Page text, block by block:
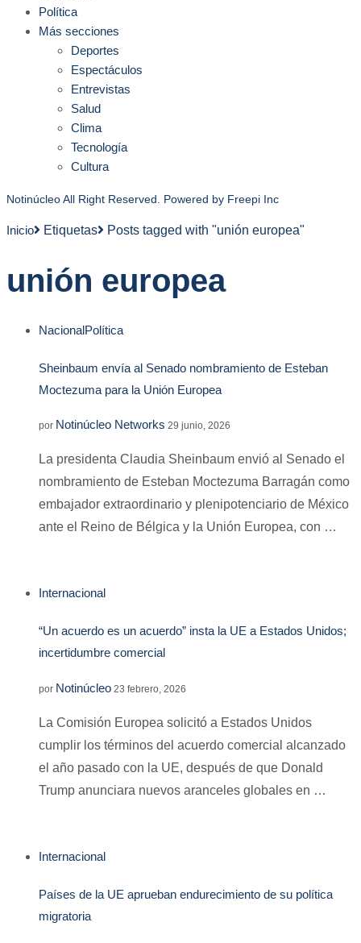
Política
Más secciones
Deportes
Espectáculos
Entrevistas
Salud
Clima
Tecnología
Cultura
Notinúcleo All Right Reserved. Powered by Freepi Inc
Inicio Etiquetas Posts tagged with "unión europea"
unión europea
NacionalPolítica
Sheinbaum envía al Senado nombramiento de Esteban
Moctezuma para la Unión Europea
por Notinúcleo Networks 29 junio, 2026
La presidenta Claudia Sheinbaum envió al Senado el
nombramiento de Esteban Moctezuma Barragán como
embajador extraordinario y plenipotenciario de México
ante el Reino de Bélgica y la Unión Europea, con …
Internacional
“Un acuerdo es un acuerdo” insta la UE a Estados Unidos;
incertidumbre comercial
por Notinúcleo 23 febrero, 2026
La Comisión Europea solicitó a Estados Unidos
cumplir los términos del acuerdo comercial alcanzado
el año pasado con la UE, después de que Donald
Trump anunciara nuevos aranceles globales en …
Internacional
Países de la UE aprueban endurecimiento de su política
migratoria